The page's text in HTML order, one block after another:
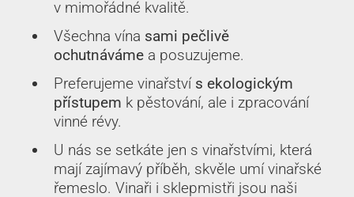
v mimořádné kvalitě.
Všechna vína sami pečlivě
ochutnávámea posuzujeme.
Preferujeme vinařství s ekologickým
přístupem k pěstování, ale i zpracování
vinné révy.
U nás se setkáte jen s vinařstvími, která
mají zajímavý příběh, skvěle umí vinařské
řemeslo. Vinaři i sklepmistři jsou naši